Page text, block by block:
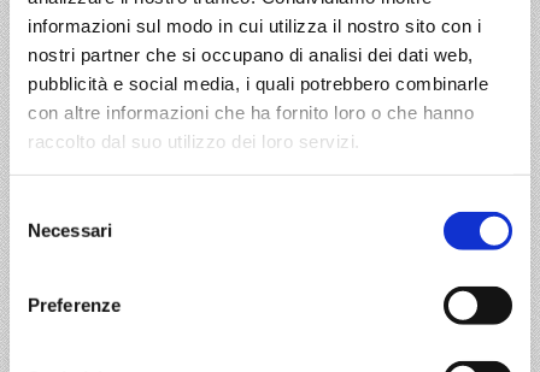
informazioni sul modo in cui utilizza il nostro sito con i
nostri partner che si occupano di analisi dei dati web,
pubblicità e social media, i quali potrebbero combinarle
con altre informazioni che ha fornito loro o che hanno
raccolto dal suo utilizzo dei loro servizi.
Selezione
del
consenso
Necessari
Preferenze
trasporti
rally
partnership
logistica
eventi sportivi